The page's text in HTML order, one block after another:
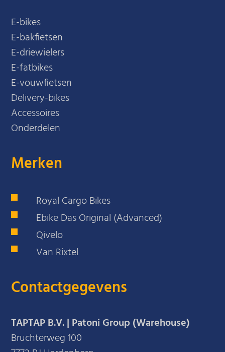
E-bikes
E-bakfietsen
E-driewielers
E-fatbikes
E-vouwfietsen
Delivery-bikes
Accessoires
Onderdelen
Merken
Royal Cargo Bikes
Ebike Das Original (Advanced)
Qivelo
Van Rixtel
Contactgegevens
TAPTAP B.V. | Patoni Group (Warehouse)
Bruchterweg 100